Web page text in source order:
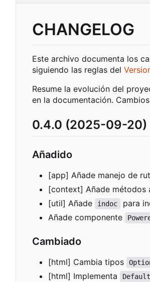
CHANGELOG
Este archivo documenta los
siguiendo las reglas del
Resume la evolución del
en la documentación.
0.4.0 (2025-09-20)
Añadido
[app] Añade manejo de
[context] Añade métodos
[util] Añade
indoc
para
Añade componente
Cambiado
[html] Cambia tipos
[html] Implementa Default